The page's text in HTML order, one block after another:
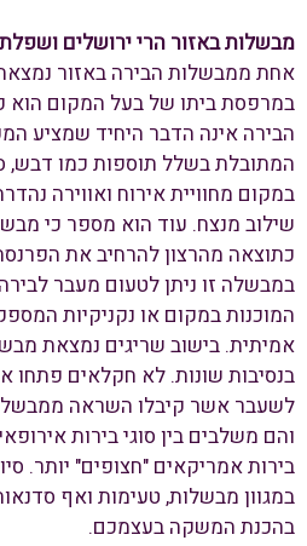
מבשלות באזור הרי ירושלים
אחת ממבשלות הבירה באזור
במרפסת ביתו של בעל המקום
הבירה אינה הדבר היחיד שמציע
המתובלת בשלל תוספות כמו דבש,
במקום מחוויית אירוח ואווירה
שילוב מנצח. עוד הוא מספר כי
כתוצאה מהרצון להרחיב את
במבשלה זו ניתן לטעום מעבר
המוכנות במקום או נקניקיות
אמיתית. בישוב שריגים נמצאת
בנסיבות שונות. לא חקלאים פתחו
לשעבר אשר קיבלו השראה
והם משלבים בין סוגי בירות
בירות אמריקאים "חצופים" יותר.
במגוון מבשלות, טעימות ואף
בהכנת המשקה בעצמכם.